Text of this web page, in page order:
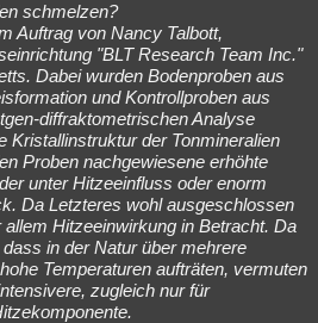
schmelzen?
Auftrag von Nancy Talbott,
"BLT Research Team Inc."
Dabei wurden Bodenproben aus
und Kontrollproben aus
diffraktometrischen Analyse
Kristallinstruktur der Tonmineralien
Proben nachgewiesene erhöhte
unter Hitzeeinfluss oder enorm
Da Letzteres wohl ausgeschlossen
Hitzeeinwirkung in Betracht. Da
in der Natur über mehrere
Temperaturen aufträten, vermuten
zugleich nur für